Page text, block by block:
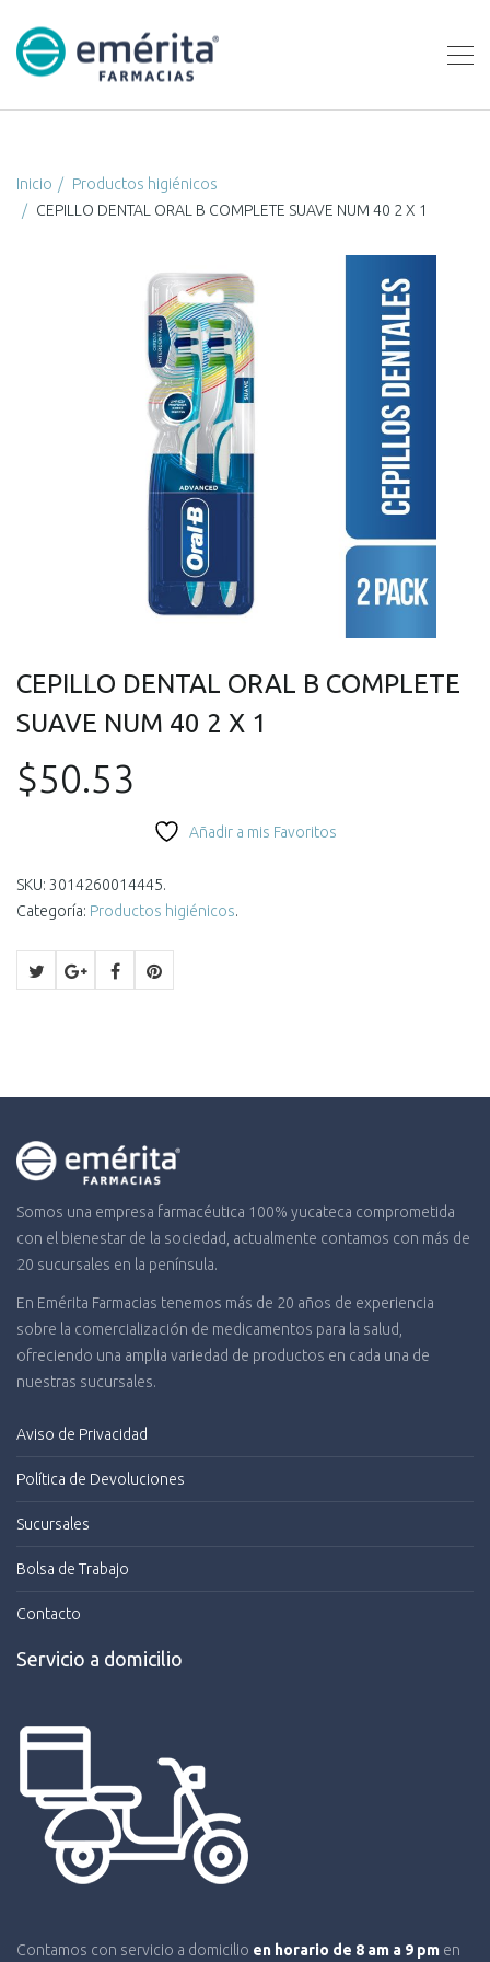
Inicio
Productos higiénicos
CEPILLO DENTAL ORAL B COMPLETE SUAVE NUM 40 2 X 1
CEPILLO DENTAL ORAL B COMPLETE
SUAVE NUM 40 2 X 1
$50.53
Añadir a mis Favoritos
SKU: 3014260014445.
Categoría: Productos higiénicos.
Somos una empresa farmacéutica 100% yucateca comprometida
con el bienestar de la sociedad, actualmente contamos con más de
20 sucursales en la península.
En Emérita Farmacias tenemos más de 20 años de experiencia
sobre la comercialización de medicamentos para la salud,
ofreciendo una amplia variedad de productos en cada una de
nuestras sucursales.
Aviso de Privacidad
Política de Devoluciones
Sucursales
Bolsa de Trabajo
Contacto
Servicio a domicilio
Contamos con servicio a domicilio en horario de 8 am a 9 pm en